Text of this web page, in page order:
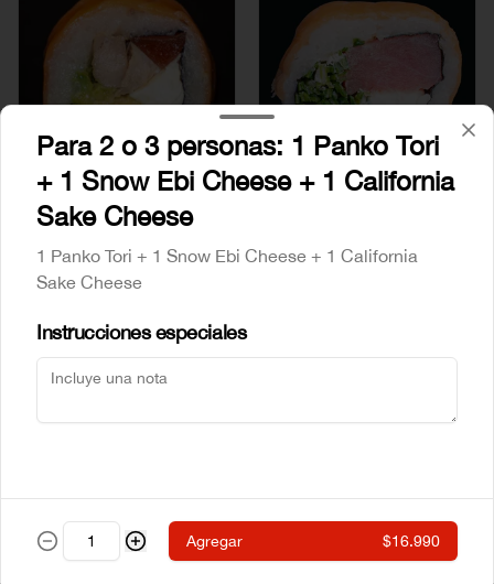
Mr Sake Sake Atun
Sake Crab Sake Ebi
Para 2 o 3 personas: 1 Panko Tori
+ 1 Snow Ebi Cheese + 1 California
Sake Cheese
1 Panko Tori + 1 Snow Ebi Cheese + 1 California
Sake Cheese
Instrucciones especiales
Agregar $16.990